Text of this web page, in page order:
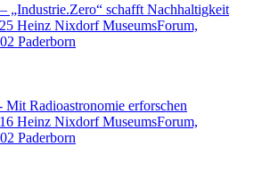
„Industrie.Zero“ schafft Nachhaltigkeit
Heinz Nixdorf MuseumsForum,
Paderborn
Mit Radioastronomie erforschen
Heinz Nixdorf MuseumsForum,
Paderborn